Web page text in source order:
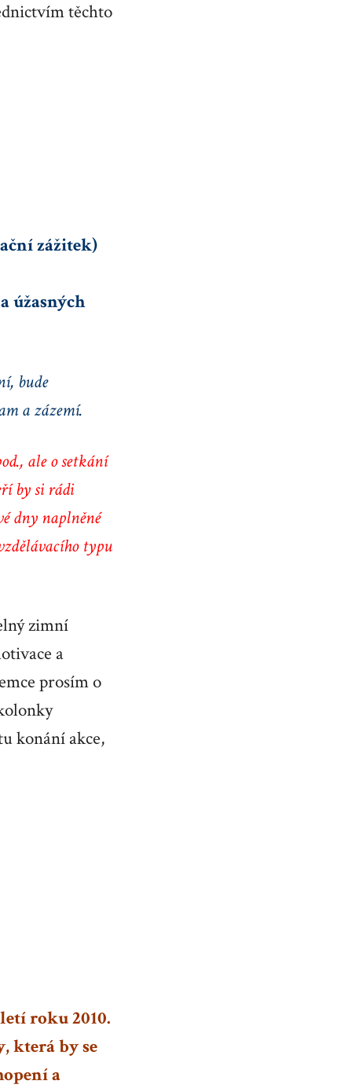
těchto
zážitek)
úžasných
bude
a zázemí.
ale o setkání
by si rádi
dny naplněné
typu
zimní
a
prosím o
konání akce,
roku 2010.
která by se
a